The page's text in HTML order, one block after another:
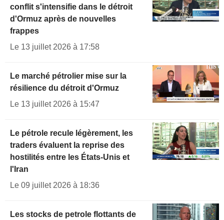
conflit s'intensifie dans le détroit
d'Ormuz après de nouvelles
frappes
Le 13 juillet 2026 à 17:58
Le marché pétrolier mise sur la
résilience du détroit d'Ormuz
Le 13 juillet 2026 à 15:47
Le pétrole recule légèrement, les
traders évaluent la reprise des
hostilités entre les États-Unis et
l'Iran
Le 09 juillet 2026 à 18:36
Les stocks de petrole flottants de